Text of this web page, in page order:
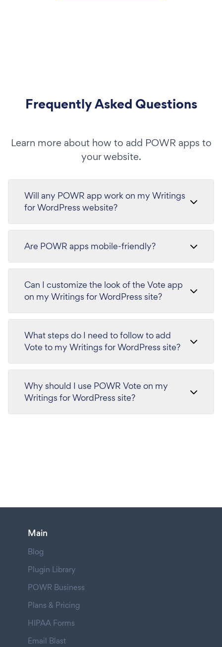
Frequently Asked Questions
Learn more about how to add POWR apps to
your website.
Will any POWR app work on my Writings
for WordPress website?
Are POWR apps mobile-friendly?
Can I customize the look of the Vote app
on my Writings for WordPress site?
What steps do I need to follow to add
Vote to my Writings for WordPress site?
Why should I use POWR Vote on my
Writings for WordPress site?
Main
Blog
Plugin Library
POWR Business
Plans & Pricing
HIPAA Forms
Email Blast